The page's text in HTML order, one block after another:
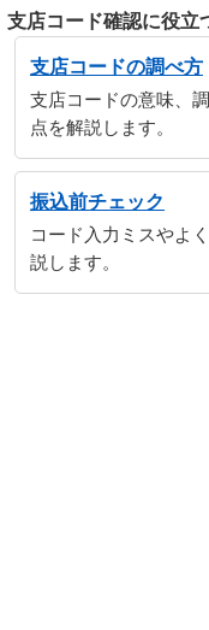
支店コード確認に役立
支店コードの調べ方
支店コードの意味、
点を解説します。
振込前チェック
コード入力ミスやよ
説します。